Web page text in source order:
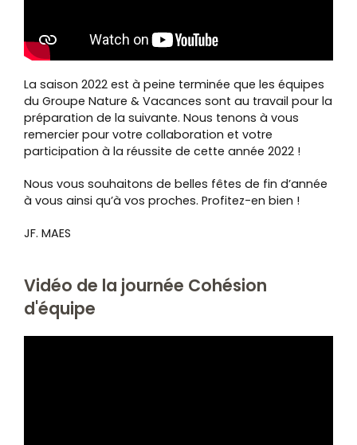
La saison 2022 est à peine terminée que les équipes
du Groupe Nature & Vacances sont au travail pour la
préparation de la suivante. Nous tenons à vous
remercier pour votre collaboration et votre
participation à la réussite de cette année 2022 !
Nous vous souhaitons de belles fêtes de fin d’année
à vous ainsi qu’à vos proches. Profitez-en bien !
JF. MAES
Vidéo de la journée Cohésion
d'équipe